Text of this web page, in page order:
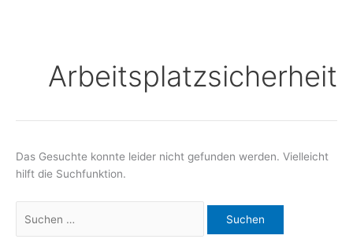
Arbeitsplatzsicherheit
Das Gesuchte konnte leider nicht gefunden werden. Vielleicht
hilft die Suchfunktion.
nach: